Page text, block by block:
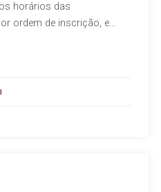
horários das
ordem de inscrição, e…